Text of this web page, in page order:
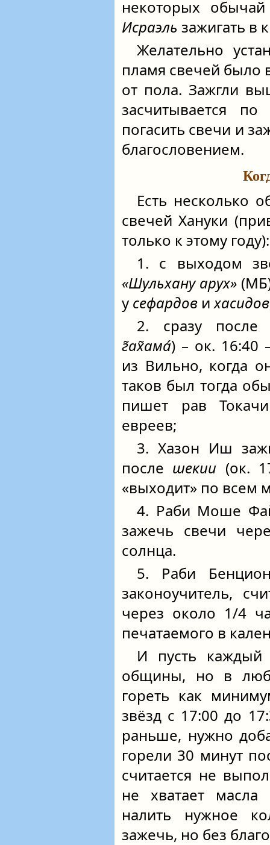
некоторых
Исраэль зажигать в
Желательно
пламя свечей было
от пола. Зажгли
засчитывается
погасить свечи и
благословением.
Есть несколько
свечей Хануки
только к этому году):
1. с выходом
«Шульхану арух»(МБ)
у сефардов ихасидов
2. сразу после
г̃ах̃ама́) – ок. 16:40
из Вильно, когда
таков был тогда
пишет рав
евреев;
3. Хазон Иш
после шекии (ок.
«выходит» по всем
4. Раби Моше
зажечь свечи
солнца.
5. Раби
законоучитель,
через около 1/4
печатаемого в
И пусть
общины, но в
гореть как
звёзд с 17:00 до
раньше, нужно
горели 30 минут
считается не
не хватает
налить нужное
зажечь, но без